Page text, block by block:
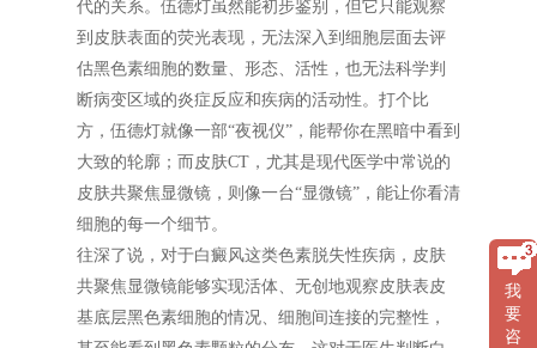
代的关系。伍德灯虽然能初步鉴别，但它只能观察
到皮肤表面的荧光表现，无法深入到细胞层面去评
估黑色素细胞的数量、形态、活性，也无法科学判
断病变区域的炎症反应和疾病的活动性。打个比
方，伍德灯就像一部“夜视仪”，能帮你在黑暗中看到
大致的轮廓；而皮肤CT，尤其是现代医学中常说的
皮肤共聚焦显微镜，则像一台“显微镜”，能让你看清
细胞的每一个细节。
往深了说，对于白癜风这类色素脱失性疾病，皮肤
共聚焦显微镜能够实现活体、无创地观察皮肤表皮
基底层黑色素细胞的情况、细胞间连接的完整性，
我
要
咨